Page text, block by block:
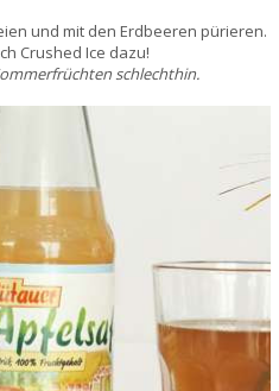
und mit den Erdbeeren pürieren.
Crushed Ice dazu!
schlechthin.